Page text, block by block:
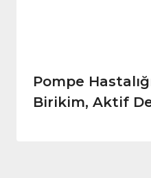
Pompe
Birikim, Aktif